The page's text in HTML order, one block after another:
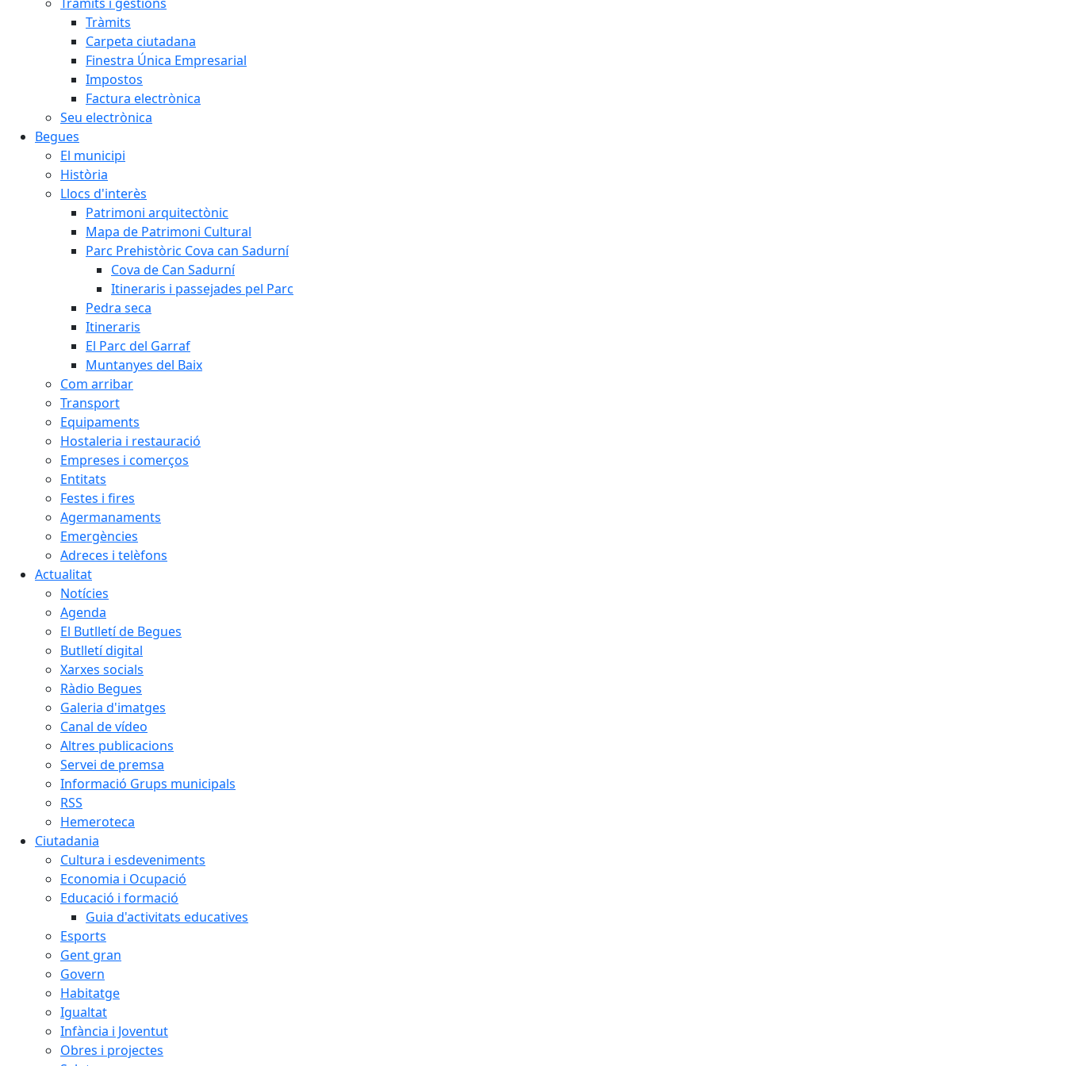
Tràmits
Carpeta ciutadana
Finestra Única Empresarial
Impostos
Factura electrònica
Seu electrònica
Begues
El municipi
Història
Llocs d'interès
Patrimoni arquitectònic
Mapa de Patrimoni Cultural
Parc Prehistòric Cova can Sadurní
Cova de Can Sadurní
Itineraris i passejades pel Parc
Pedra seca
Itineraris
El Parc del Garraf
Muntanyes del Baix
Com arribar
Transport
Equipaments
Hostaleria i restauració
Empreses i comerços
Entitats
Festes i fires
Agermanaments
Emergències
Adreces i telèfons
Actualitat
Notícies
Agenda
El Butlletí de Begues
Butlletí digital
Xarxes socials
Ràdio Begues
Galeria d'imatges
Canal de vídeo
Altres publicacions
Servei de premsa
Informació Grups municipals
RSS
Hemeroteca
Ciutadania
Cultura i esdeveniments
Economia i Ocupació
Educació i formació
Guia d'activitats educatives
Esports
Gent gran
Govern
Habitatge
Igualtat
Infància i Joventut
Obres i projectes